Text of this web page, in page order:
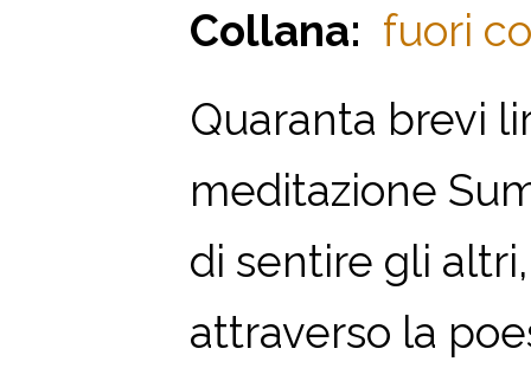
Collana: fuori
Quaranta brevi
meditazione
di sentire gli
attraverso la